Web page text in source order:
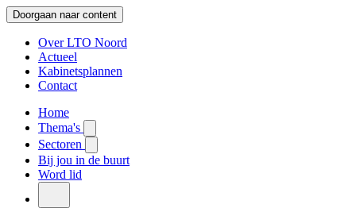
Doorgaan naar content
Over LTO Noord
Actueel
Kabinetsplannen
Contact
Home
Thema's
Sectoren
Bij jou in de buurt
Word lid